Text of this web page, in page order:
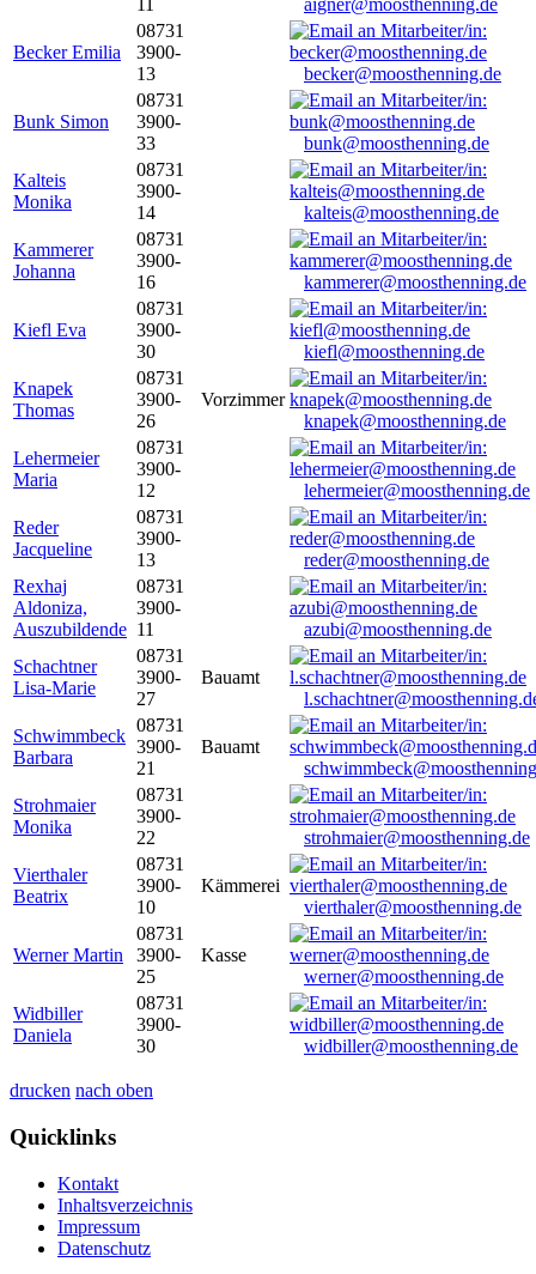
aigner@moosthenning.de
Becker Emilia
08731
3900-
13
becker@moosthenning.de
Bunk Simon
08731
3900-
33
bunk@moosthenning.de
Kalteis
Monika
08731
3900-
14
kalteis@moosthenning.de
Kammerer
Johanna
08731
3900-
16
kammerer@moosthenning.de
Kiefl Eva
08731
3900-
30
kiefl@moosthenning.de
Knapek
Thomas
08731
3900-
26
Vorzimmer
knapek@moosthenning.de
Lehermeier
Maria
08731
3900-
12
lehermeier@moosthenning.de
Reder
Jacqueline
08731
3900-
13
reder@moosthenning.de
Rexhaj
Aldoniza,
Auszubildende
08731
3900-
11
azubi@moosthenning.de
Schachtner
Lisa-Marie
08731
3900-
27
Bauamt
Schwimmbeck
Barbara
08731
3900-
21
Bauamt
Strohmaier
Monika
08731
3900-
22
strohmaier@moosthenning.de
Vierthaler
Beatrix
08731
3900-
10
Kämmerei
vierthaler@moosthenning.de
Werner Martin
08731
3900-
25
Kasse
werner@moosthenning.de
Widbiller
Daniela
08731
3900-
30
widbiller@moosthenning.de
drucken nach oben
Quicklinks
Kontakt
Inhaltsverzeichnis
Impressum
Datenschutz